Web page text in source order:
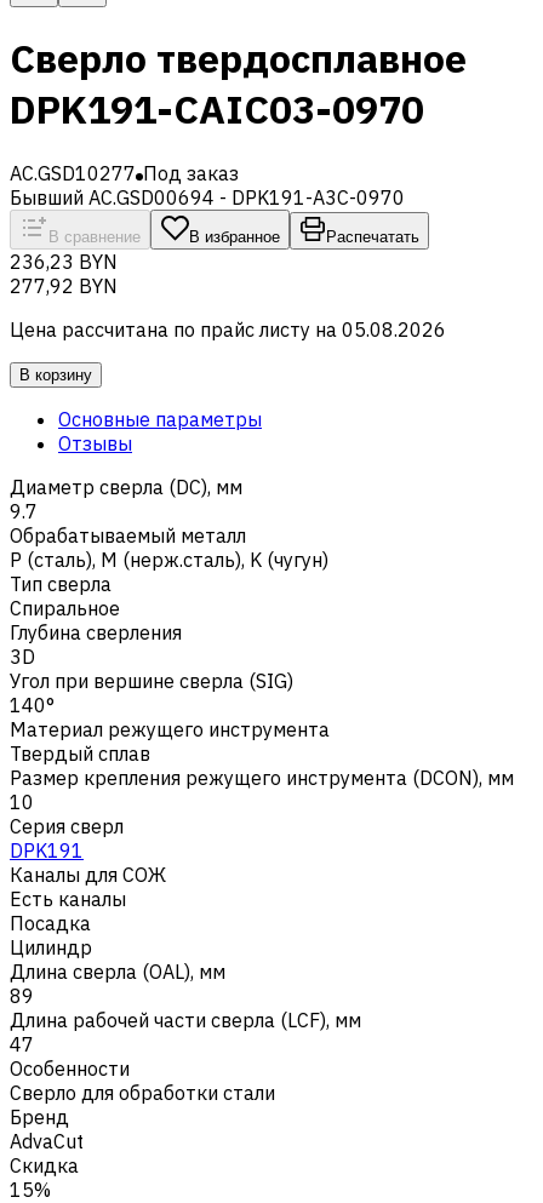
Сверло твердосплавное
DPK191-CAIC03-0970
AC.GSD10277 Под заказ
Бывший AC.GSD00694 - DPK191-A3C-0970
В сравнение В избранное Распечатать
236,23 BYN
277,92 BYN
Цена рассчитана по прайс листу на 05.08.2026
В корзину
Основные параметры
Отзывы
Диаметр сверла (DC), мм
9.7
Обрабатываемый металл
Р (сталь), M (нерж.сталь), K (чугун)
Тип сверла
Спиральное
Глубина сверления
3D
Угол при вершине сверла (SIG)
140°
Материал режущего инструмента
Твердый сплав
Размер крепления режущего инструмента (DCON), мм
10
Серия сверл
DPK191
Каналы для СОЖ
Есть каналы
Посадка
Цилиндр
Длина сверла (OAL), мм
89
Длина рабочей части сверла (LCF), мм
47
Особенности
Сверло для обработки стали
Бренд
AdvaCut
Скидка
15%